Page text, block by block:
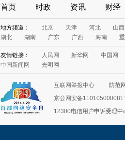
首页 时政 资讯 财经
地方频道： 北京 天津 河北
山西
湖北
湖南 广东 广西 海南
友情链接： 人民网 新华网
中国网
中国新闻网
光明网
互联网举报中心
防范
京公网安备110105000081
12300电信用户申诉受理中